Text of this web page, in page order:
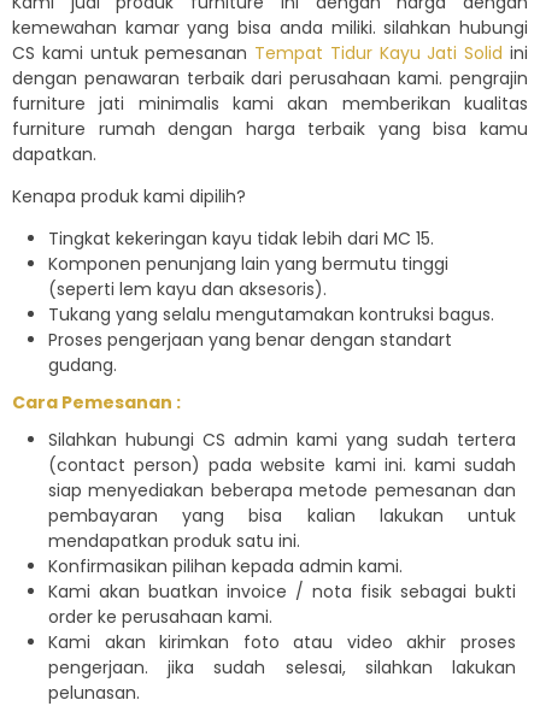
kemewahan kamar yang bisa anda miliki. silahkan hubungi
CS kami untuk pemesanan Tempat Tidur Kayu Jati Solid ini
dengan penawaran terbaik dari perusahaan kami. pengrajin
furniture jati minimalis kami akan memberikan kualitas
furniture rumah dengan harga terbaik yang bisa kamu
dapatkan.
Kenapa produk kami dipilih?
Tingkat kekeringan kayu tidak lebih dari MC 15.
Komponen penunjang lain yang bermutu tinggi
(seperti lem kayu dan aksesoris).
Tukang yang selalu mengutamakan kontruksi bagus.
Proses pengerjaan yang benar dengan standart
gudang.
Cara Pemesanan :
Silahkan hubungi CS admin kami yang sudah tertera
(contact person) pada website kami ini. kami sudah
siap menyediakan beberapa metode pemesanan dan
pembayaran yang bisa kalian lakukan untuk
mendapatkan produk satu ini.
Konfirmasikan pilihan kepada admin kami.
Kami akan buatkan invoice / nota fisik sebagai bukti
order ke perusahaan kami.
Kami akan kirimkan foto atau video akhir proses
pengerjaan. jika sudah selesai, silahkan lakukan
pelunasan.